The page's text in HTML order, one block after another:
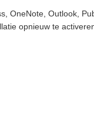
OneNote, Outlook,
opnieuw te